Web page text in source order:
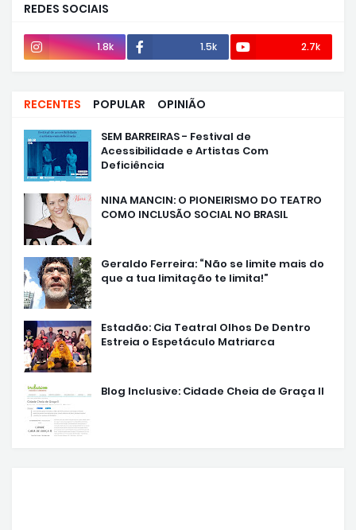
REDES SOCIAIS
1.8k 1.5k 2.7k
RECENTES POPULAR OPINIÃO
SEM BARREIRAS - Festival de
Acessibilidade e Artistas Com
Deficiência
NINA MANCIN: O PIONEIRISMO DO TEATRO
COMO INCLUSÃO SOCIAL NO BRASIL
Geraldo Ferreira: “Não se limite mais do
que a tua limitação te limita!”
Estadão: Cia Teatral Olhos De Dentro
Estreia o Espetáculo Matriarca
Blog Inclusive: Cidade Cheia de Graça II